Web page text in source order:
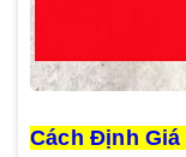
Cách Định